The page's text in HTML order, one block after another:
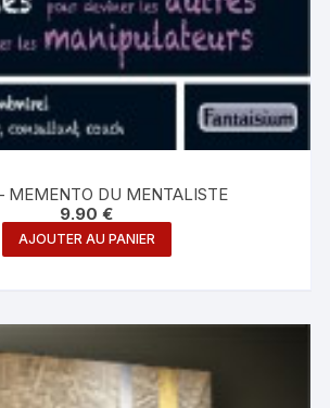
MEMENTO DU MENTALISTE
9.90€
AJOUTER AU PANIER